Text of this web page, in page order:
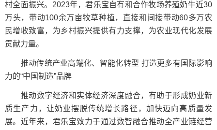
村全面振兴。2023年，君乐宝自有和合作牧场养殖奶牛近30
万头，带动100余万亩牧草种植，直接和间接带动60多万农
民增收致富，为乡村振兴提供有力支撑，为农业现代化发展
贡献力量。
推动传统产业高端化、智能化转型 打造更多有国际影响
力的“中国制造”品牌
推动数字经济和实体经济深度融合，有助于形成奶业新
质生产力，让奶业摆脱传统增长路径，加快迈向高质量发
展。近年来，君乐宝致力于通过数智融合推动全产业链经营